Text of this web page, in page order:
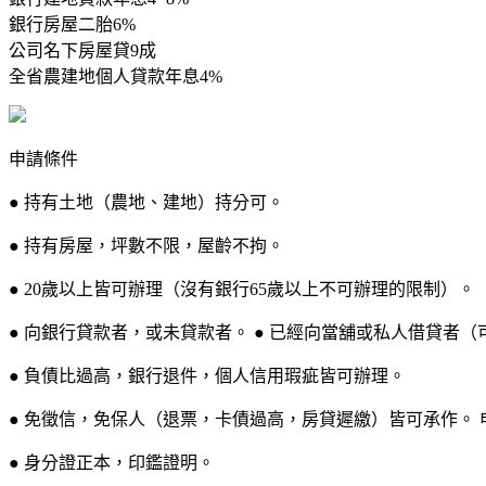
銀行房屋二胎6%
公司名下房屋貸9成
全省農建地個人貸款年息4%
申請條件
● 持有土地（農地、建地）持分可。
● 持有房屋，坪數不限，屋齡不拘。
● 20歲以上皆可辦理（沒有銀行65歲以上不可辦理的限制）。
● 向銀行貸款者，或未貸款者。 ● 已經向當舖或私人借貸者（
● 負債比過高，銀行退件，個人信用瑕疵皆可辦理。
● 免徵信，免保人（退票，卡債過高，房貸遲繳）皆可承作。
● 身分證正本，印鑑證明。